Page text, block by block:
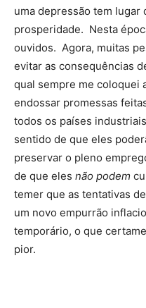
uma depressão tem lugar
prosperidade. Nesta
ouvidos. Agora, muitas
evitar as consequências
qual sempre me coloquei
endossar promessas
todos os países
sentido de que eles
preservar o pleno
de que eles não podem
temer que as tentativas
um novo empurrão
temporário, o que
pior.